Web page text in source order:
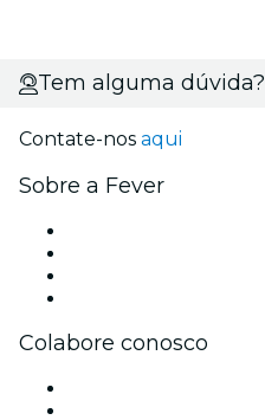
Tem alguma dúvida?
Contate-nos aqui
Sobre a Fever
Colabore conosco